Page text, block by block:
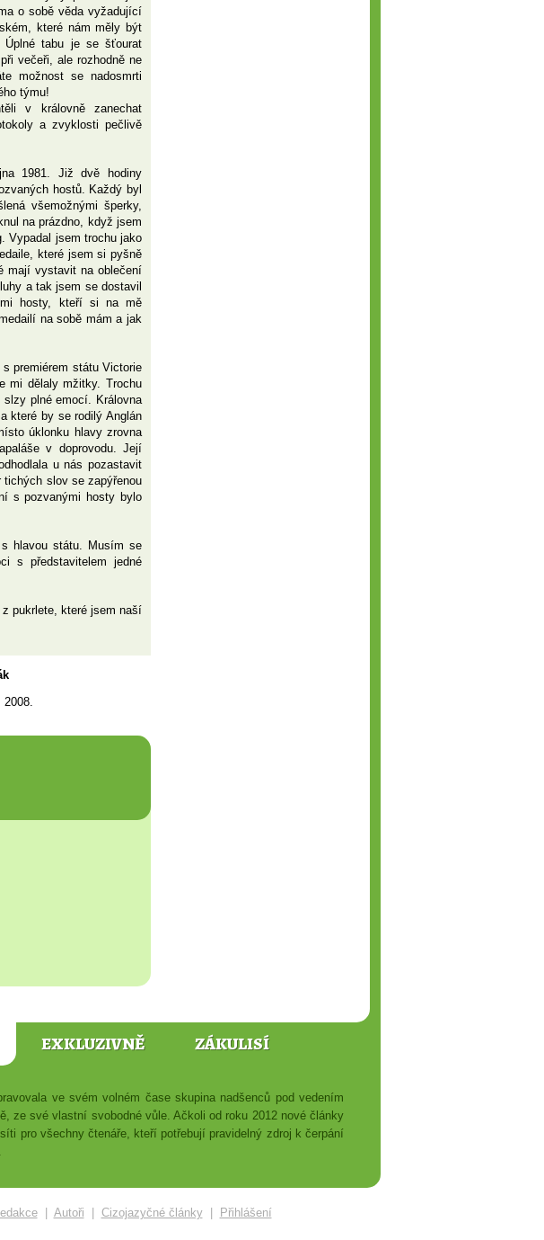
o sobě věda vyžadující
které nám měly být
Úplné tabu je se šťourat
večeři, ale rozhodně ne
možnost se nadosmrti
týmu!
v královně zanechat
a zvyklosti pečlivě
1981. Již dvě hodiny
hostů. Každý byl
všemožnými šperky,
na prázdno, když jsem
Vypadal jsem trochu jako
které jsem si pyšně
mají vystavit na oblečení
a tak jsem se dostavil
hosty, kteří si na mě
na sobě mám a jak
premiérem státu Victorie
mi dělaly mžitky. Trochu
plné emocí. Královna
které by se rodilý Anglán
úklonku hlavy zrovna
v doprovodu. Její
u nás pozastavit
tichých slov se zapýřenou
s pozvanými hosty bylo
hlavou státu. Musím se
s představitelem jedné
pukrlete, které jsem naší
2008.
EXKLUZIVNĚ ZÁKULISÍ
ve svém volném čase skupina nadšenců pod vedením
ze své vlastní svobodné vůle. Ačkoli od roku 2012 nové články
pro všechny čtenáře, kteří potřebují pravidelný zdroj k čerpání
| Autoři Cizojazyčné články| Přihlášení